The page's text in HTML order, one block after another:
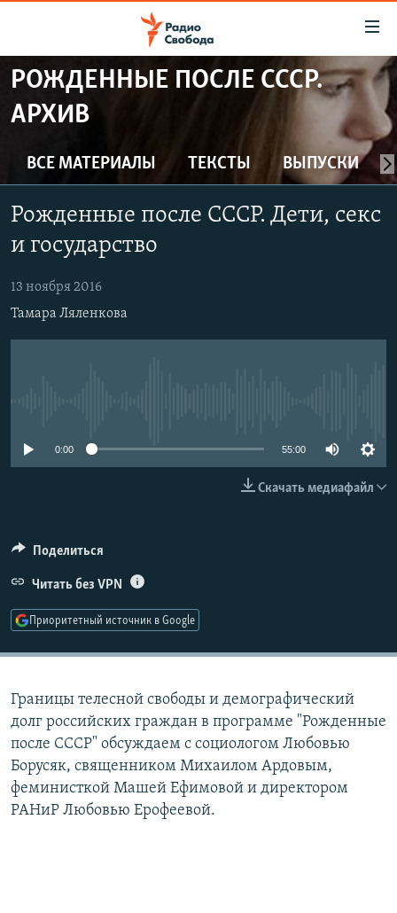
упрощенного
доступа
Вернутся
навигации
Вернутся
ПРОГРАММЫ
ПОДКАСТЫ
АВТОРСКИЕ ПРОЕКТЫ
ЦИТАТЫ СВОБОДЫ
МНЕНИЯ
КУЛЬТУРА
IDEL.РЕАЛИИ
КАВКАЗ.РЕАЛИИ
ПОДПИШИТЕСЬ НА РАССЫЛКУ
Все сайты РСЕ/РС
РОЖДЕННЫЕ ПОСЛЕ СССР.
АРХИВ
ВСЕ МАТЕРИАЛЫ ТЕКСТЫ ВЫПУСКИ
Рожденные после СССР. Дети, секс
и государство
13 ноября 2016
Тамара Ляленкова
0:00 55:00
Скачать медиафайл
Поделиться
Читать без VPN
Приоритетный источник в Google
Границы телесной свободы и демографический
долг российских граждан в программе "Рожденные
после СССР" обсуждаем с социологом Любовью
Борусяк, священником Михаилом Ардовым,
феминисткой Машей Ефимовой и директором
РАНиР Любовью Ерофеевой.